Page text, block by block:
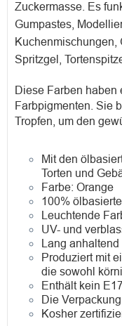
Zuckermasse. Es
Gumpastes,
Kuchenmischungen,
Spritzgel,
Diese Farben haben
Farbpigmenten. Sie
Tropfen, um den
Mit den
Torten und
Farbe: Orange
100%
Leuchtende
UV- und
Lang anhaltend
Produziert mit
die sowohl
Enthält kein
Die
Kosher